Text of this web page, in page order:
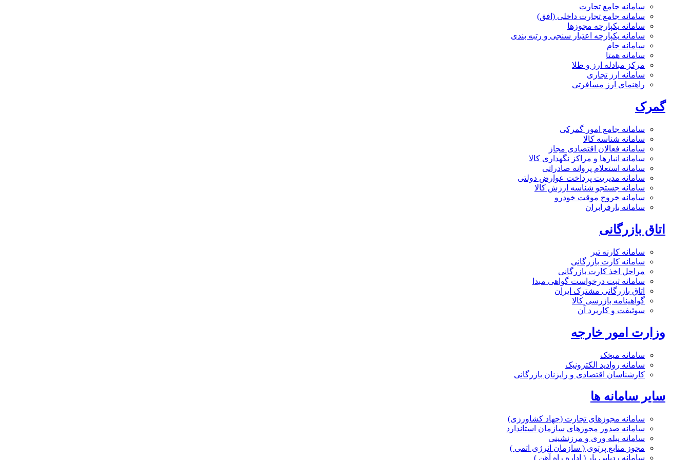
سامانه جامع تجارت
سامانه جامع تجارت داخلی (افق)
سامانه یکپارچه مجوزها
سامانه یکپارچه اعتبار سنجی و رتبه بندی
سامانه جام
سامانه همتا
مرکز مبادله ارز و طلا
سامانه ارز تجاری
راهنمای ارز مسافرتی
گمرک
سامانه جامع امور گمرکی
سامانه شناسه کالا
سامانه فعالان اقتصادی مجاز
سامانه انبارها و مراکز نگهداری کالا
سامانه استعلام پروانه صادراتی
سامانه مدیریت پرداخت عوارض دولتی
سامانه جستجو شناسه ارزش کالا
سامانه خروج موقت خودرو
سامانه بارفرابران
اتاق بازرگانی
سامانه کارنه تیر
سامانه کارت بازرگانی
مراحل اخذ کارت بازرگانی
سامانه ثبت درخواست گواهی مبدا
اتاق بازرگانی مشترک ایران
گواهینامه بازرسی کالا
سوئیفت و کاربرد آن
وزارت امور خارجه
سامانه میخک
سامانه روادید الکترونیک
کارشناسان اقتصادی و رایزنان بازرگانی
سایر سامانه ها
سامانه مجوزهای تجارت (جهاد کشاورزی)
سامانه صدور مجوزهای سازمان استاندارد
سامانه پیله وری و مرزنشینی
مجوز منابع پرتوی ( سازمان انرژی اتمی )
سامانه ردیابی بار ( اداره راه آهن )